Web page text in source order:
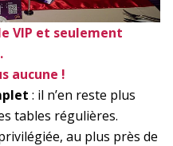
VIP et seulement
aucune !
: il n’en reste plus
tables régulières.
au plus près de